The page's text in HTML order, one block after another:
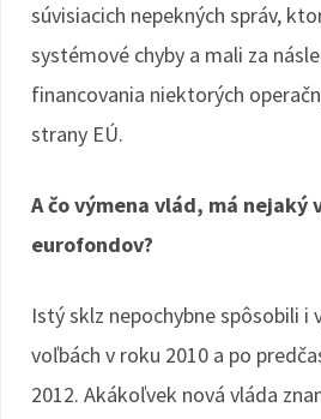
súvisiacich nepekných správ,
systémové chyby a mali za
financovania niektorých
strany EÚ.
A čo výmena vlád, má nejaký
eurofondov?
Istý sklz nepochybne spôsobili i
voľbách v roku 2010 a po
2012. Akákoľvek nová vláda